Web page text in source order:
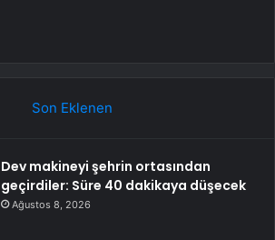
Son Eklenen
Dev makineyi şehrin ortasından
geçirdiler: Süre 40 dakikaya düşecek
Ağustos 8, 2026